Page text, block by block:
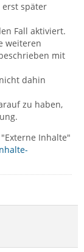
erst später
Fall aktiviert.
weiteren
mit
dahin
zu haben,
Inhalte"